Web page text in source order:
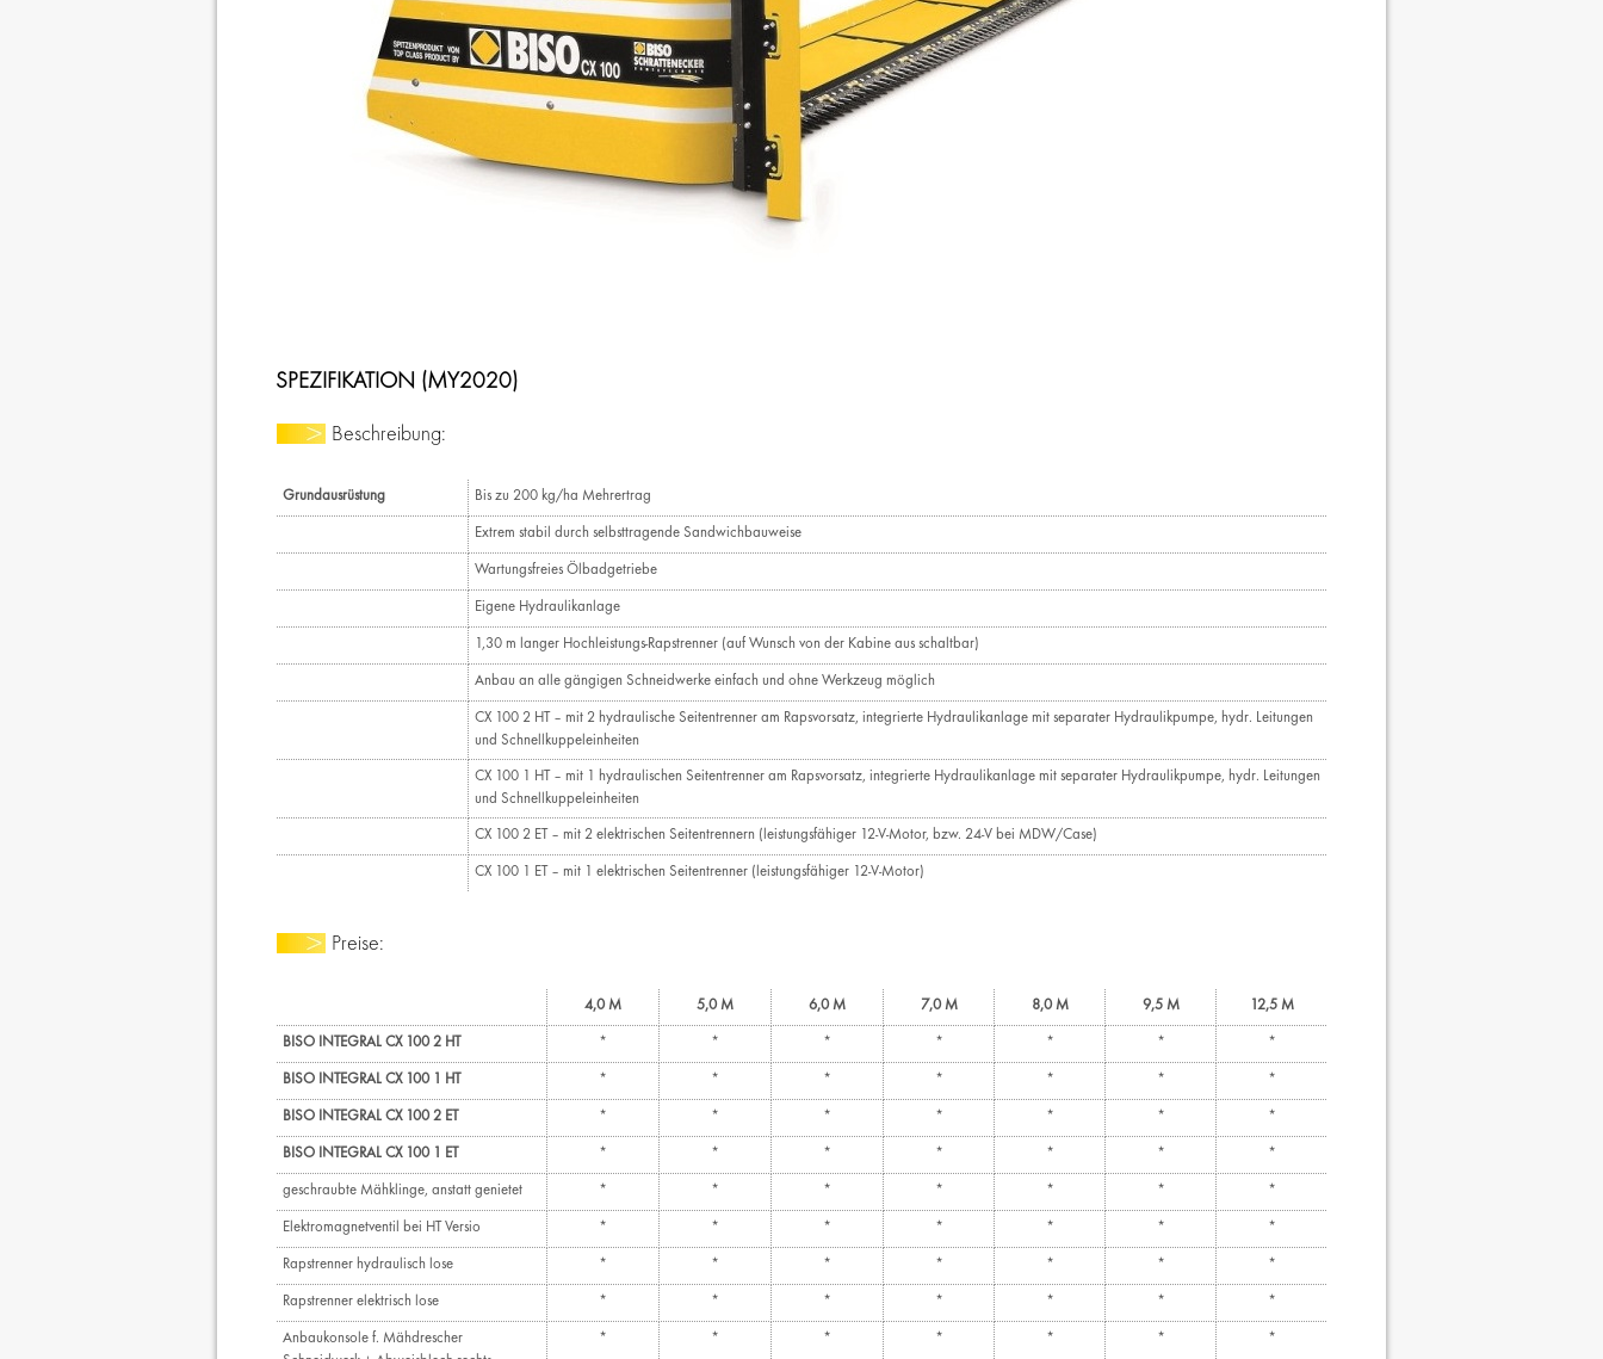
SPEZIFIKATION (MY2020)
Beschreibung:
Grundausrüstung Bis zu 200 kg/ha Mehrertrag
Extrem stabil durch selbsttragende Sandwichbauweise
Wartungsfreies Ölbadgetriebe
Eigene Hydraulikanlage
1,30 m langer Hochleistungs-Rapstrenner (auf Wunsch von der Kabine aus schaltbar)
Anbau an alle gängigen Schneidwerke einfach und ohne Werkzeug möglich
CX 100 2 HT – mit 2 hydraulische Seitentrenner am Rapsvorsatz, integrierte Hydraulikanlage mit separater Hydraulikpumpe, hydr. Leitungen
und Schnellkuppeleinheiten
CX 100 1 HT – mit 1 hydraulischen Seitentrenner am Rapsvorsatz, integrierte Hydraulikanlage mit separater Hydraulikpumpe, hydr. Leitungen
und Schnellkuppeleinheiten
CX 100 2 ET – mit 2 elektrischen Seitentrennern (leistungsfähiger 12-V-Motor, bzw. 24-V bei MDW/Case)
CX 100 1 ET – mit 1 elektrischen Seitentrenner (leistungsfähiger 12-V-Motor)
Preise:
4,0 M 5,0 M 6,0 M 7,0 M 8,0 M 9,5 M 12,5 M
BISO INTEGRAL CX 100 2 HT * * * * * * *
BISO INTEGRAL CX 100 1 HT * * * * * * *
BISO INTEGRAL CX 100 2 ET * * * * * * *
BISO INTEGRAL CX 100 1 ET * * * * * * *
geschraubte Mähklinge, anstatt genietet * * * * * * *
Elektromagnetventil bei HT Versio * * * * * * *
Rapstrenner hydraulisch lose * * * * * * *
Rapstrenner elektrisch lose * * * * * * *
Anbaukonsole f. Mähdrescher
* * * * * * *